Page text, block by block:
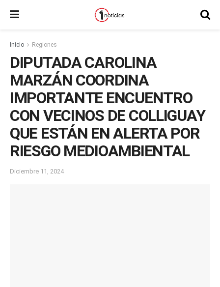
Inicio Regiones
DIPUTADA CAROLINA
MARZÁN COORDINA
IMPORTANTE ENCUENTRO
CON VECINOS DE COLLIGUAY
QUE ESTÁN EN ALERTA POR
RIESGO MEDIOAMBIENTAL
Diciembre 11, 2024